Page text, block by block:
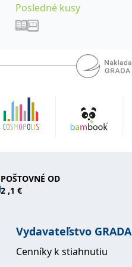
Posledné kusy
POŠTOVNÉ OD
2 ,1 €
Vydavateľstvo GRADA
Cenníky k stiahnutiu